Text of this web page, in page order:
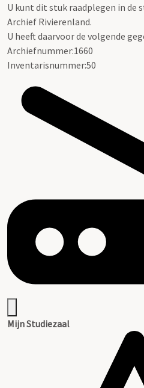
U kunt dit stuk raadplegen in de
Archief Rivierenland.
U heeft daarvoor de volgende
Archiefnummer:1660
Inventarisnummer:50
Mijn Studiezaal